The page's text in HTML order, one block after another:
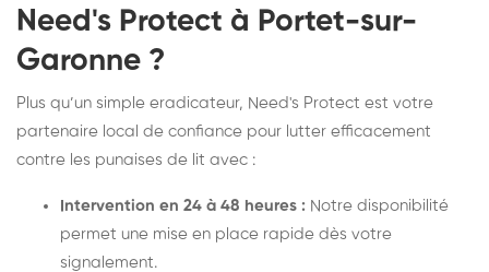
Need's Protect à Portet-sur-
Garonne ?
Plus qu’un simple eradicateur, Need's Protect est votre
partenaire local de confiance pour lutter efficacement
contre les punaises de lit avec :
Intervention en 24 à 48 heures : Notre disponibilité
permet une mise en place rapide dès votre
signalement.